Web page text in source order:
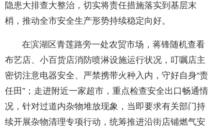
隐患大排查大整治，切实将责任措施落实到基层末
梢，推动全市安全生产形势持续稳定向好。
在滨湖区青莲路旁一处农贸市场，蒋锋随机查看
布艺店、小百货店消防喷淋设施运行状况，叮嘱店主
密切注意电器安全、严禁携带火种入内，守好自身“责
任田”；走进附近一家超市，重点检查安全出口畅通情
况，针对过道内杂物堆放现象，当即要求有关部门持
续开展杂物清理专项行动，统筹推进沿街店铺燃气安